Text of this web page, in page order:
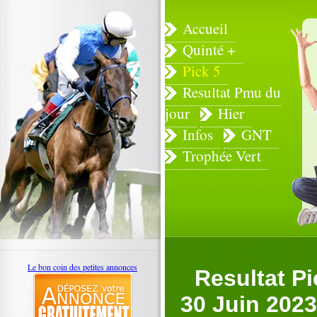
Accueil
Quinté +
Pick 5
Resultat Pmu du
jour
Hier
Infos
GNT
Trophée Vert
Resultat
30 Juin 2023
Le bon coin des petites annonces